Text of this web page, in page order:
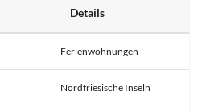
Details
Ferienwohnungen
Nordfriesische Inseln